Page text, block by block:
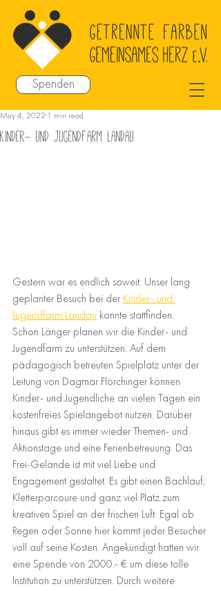
Spenden
Kinder- und Jugendfarm Landau
May 4, 2022 1 min read
Gestern war es endlich soweit: Unser lang
geplanter Besuch bei der Kinder- und
Jugendfarm Landau konnte stattfinden.
Schon Länger planen wir die Kinder- und
Jugendfarm zu unterstützen. Auf dem
pädagogisch betreuten Spielplatz unter der
Leitung von Dagmar Flörchinger können
Kinder- und Jugendliche an vielen Tagen ein
kostenfreies Spielangebot nutzen. Darüber
hinaus gibt es immer wieder Themen- und
Aktionstage und eine Ferienbetreuung. Das
Frei-Gelände ist mit viel Liebe und
Engagement gestaltet. Es gibt einen Bachlauf,
Kletterparcoure und ganz viel Platz zum
kreativen Spiel an der frischen Luft. Egal ob
Regen oder Sonne hier kommt jeder Besucher
voll auf seine Kosten. Angekündigt hatten wir
eine Spende von 2000.- € um diese tolle
Institution zu unterstützen. Durch weitere